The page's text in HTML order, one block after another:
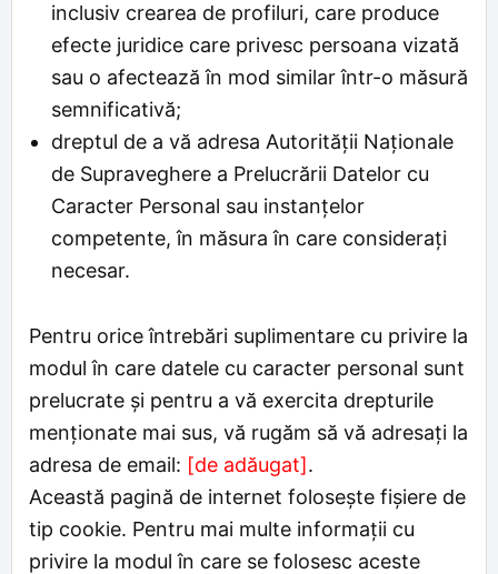
inclusiv crearea de profiluri, care produce
efecte juridice care privesc persoana vizată
sau o afectează în mod similar într-o măsură
semnificativă;
dreptul de a vă adresa Autorităţii Naţionale
de Supraveghere a Prelucrării Datelor cu
Caracter Personal sau instanțelor
competente, în măsura în care considerați
necesar.
Pentru orice întrebări suplimentare cu privire la
modul în care datele cu caracter personal sunt
prelucrate și pentru a vă exercita drepturile
menționate mai sus, vă rugăm să vă adresați la
adresa de email: [de adăugat].
Această pagină de internet folosește fișiere de
tip cookie. Pentru mai multe informații cu
privire la modul în care se folosesc aceste